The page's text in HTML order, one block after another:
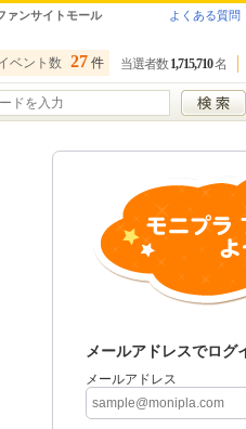
ァンサイトモール よくある質問
ベント数 27 件 当選者数 1,715,710名
メールアドレスでログ
メールアドレス